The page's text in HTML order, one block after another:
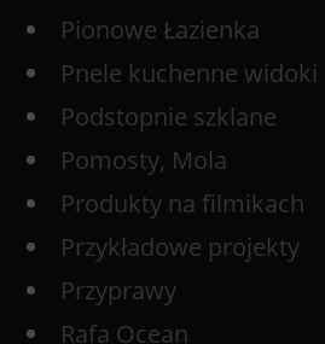
Pionowe Łazienka
Pnele kuchenne widoki
Podstopnie szklane
Pomosty, Mola
Produkty na filmikach
Przykładowe projekty
Przyprawy
Rafa Ocean